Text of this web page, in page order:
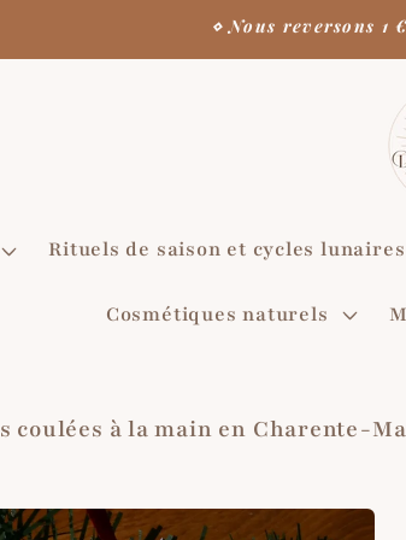
⋄ Délai actuel de
Rituels de saison et cycles lunaires
Cosmétiques naturels
coulées à la main en Charente-